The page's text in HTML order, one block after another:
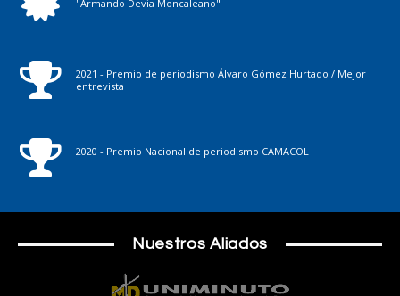
"Armando Devia Moncaleano"
2021 - Premio de periodismo Álvaro Gómez Hurtado / Mejor
entrevista
2020 - Premio Nacional de periodismo CAMACOL
Nuestros Aliados